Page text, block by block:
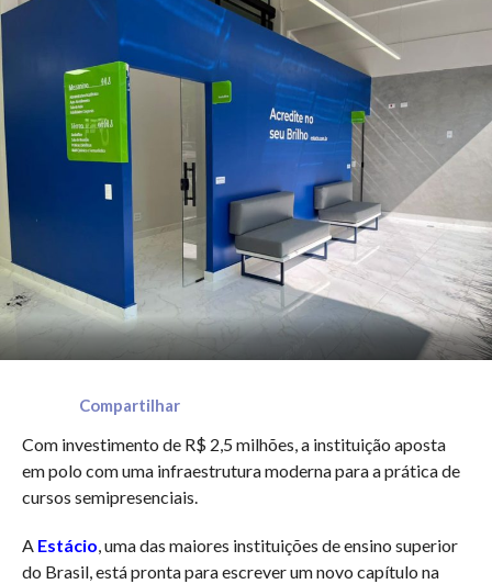
Compartilhar
Com investimento de R$ 2,5 milhões, a instituição aposta
em polo com uma infraestrutura moderna para a prática de
cursos semipresenciais.
A Estácio, uma das maiores instituições de ensino superior
do Brasil, está pronta para escrever um novo capítulo na